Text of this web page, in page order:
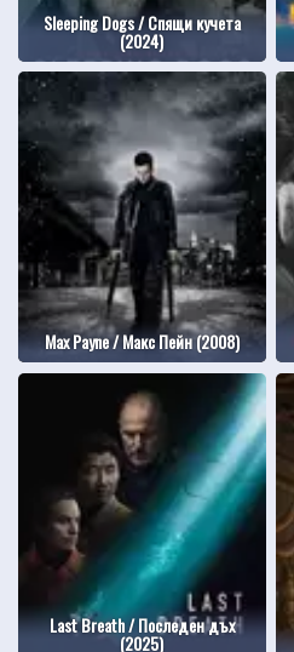
Sleeping Dogs / Спящи кучета
(2024)
Max Payne / Макс Пейн (2008)
Last Breath / Последен дъх
(2025)